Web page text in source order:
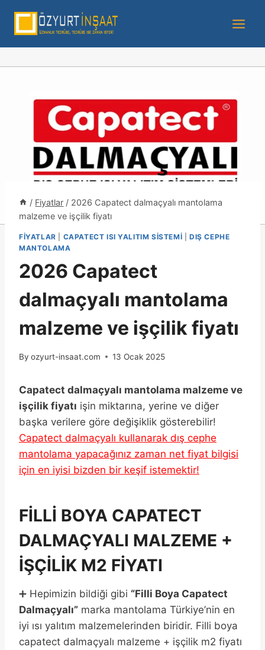
/ Fiyatlar / 2026 Capatect dalmaçyalı mantolama
malzeme ve işçilik fiyatı
FIYATLAR CAPATECT ISI YALITIM SISTEMI |DIŞ CEPHE
MANTOLAMA
2026 Capatect
dalmaçyalı mantolama
malzeme ve işçilik fiyatı
By ozyurt-insaat.com 13 Ocak 2025
Capatect dalmaçyalı mantolama malzeme ve
işçilik fiyatı işin miktarına, yerine ve diğer
başka verilere göre değişiklik gösterebilir!
Capatect dalmaçyalı kullanarak dış cephe
mantolama yapacağınız zaman net fiyat bilgisi
için en iyisi bizden bir keşif istemektir!
FİLLİ BOYA CAPATECT
DALMAÇYALI MALZEME +
İŞÇİLİK M2 FİYATI
➕ Hepimizin bildiği gibi “Filli Boya Capatect
Dalmaçyalı” marka mantolama Türkiye’nin en
iyi ısı yalıtım malzemelerinden biridir. Filli boya
capatect dalmaçyalı malzeme + işçilik m2 fiyatı